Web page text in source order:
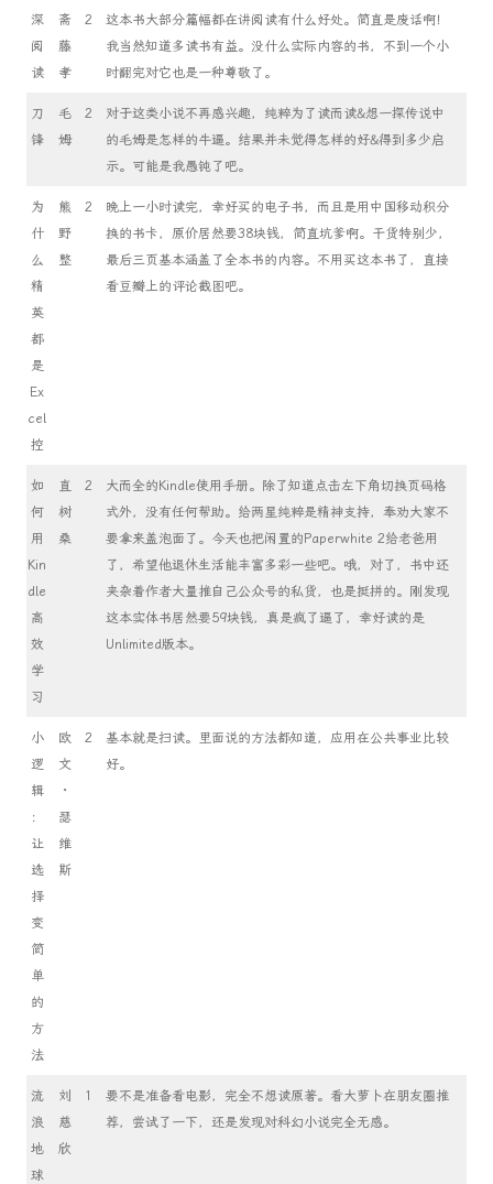
深
阅
读
斋
藤
孝
2
这本书大部分篇幅都在讲阅读有什么好处。简直是废话啊！
我当然知道多读书有益。没什么实际内容的书，不到一个小
时翻完对它也是一种尊敬了。
刀
锋
毛
姆
2
对于这类小说不再感兴趣，纯粹为了读而读&想一探传说中
的毛姆是怎样的牛逼。结果并未觉得怎样的好&得到多少启
示。可能是我愚钝了吧。
为
什
么
精
英
都
是
Ex
cel
控
熊
野
整
2
晚上一小时读完，幸好买的电子书，而且是用中国移动积分
换的书卡，原价居然要38块钱，简直坑爹啊。干货特别少，
最后三页基本涵盖了全本书的内容。不用买这本书了，直接
看豆瓣上的评论截图吧。
如
何
用
Kin
dle
高
效
学
习
直
树
桑
2
大而全的Kindle使用手册。除了知道点击左下角切换页码格
式外，没有任何帮助。给两星纯粹是精神支持，奉劝大家不
要拿来盖泡面了。今天也把闲置的Paperwhite 2给老爸用
了，希望他退休生活能丰富多彩一些吧。哦，对了，书中还
夹杂着作者大量推自己公众号的私货，也是挺拼的。刚发现
这本实体书居然要59块钱，真是疯了逼了，幸好读的是
Unlimited版本。
小
逻
辑
：
让
选
择
变
简
单
的
方
法
欧
文
·
瑟
维
斯
2
基本就是扫读。里面说的方法都知道，应用在公共事业比较
好。
流
浪
地
球
刘
慈
欣
1
要不是准备看电影，完全不想读原著。看大萝卜在朋友圈推
荐，尝试了一下，还是发现对科幻小说完全无感。